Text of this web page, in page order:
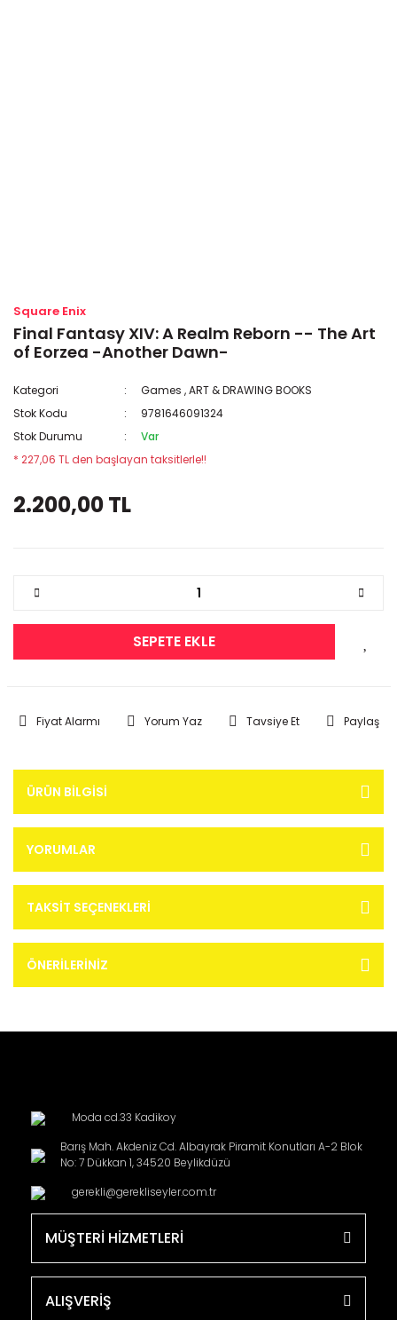
Square Enix
Final Fantasy XIV: A Realm Reborn -- The Art
of Eorzea -Another Dawn-
Kategori Games ,ART & DRAWING BOOKS
Stok Kodu
9781646091324
Stok Durumu
Var
* 227,06 TL den başlayan taksitlerle!!
2.200,00 TL
SEPETE EKLE
Fiyat Alarmı Yorum Yaz Tavsiye Et Paylaş
ÜRÜN BILGISI
YORUMLAR
TAKSIT SEÇENEKLERI
ÖNERILERINIZ
Moda cd.33 Kadikoy
Barış Mah. Akdeniz Cd. Albayrak Piramit Konutları A-2 Blok
No: 7 Dükkan 1, 34520 Beylikdüzü
gerekli@gerekliseyler.com.tr
MÜŞTERİ HİZMETLERİ
ALIŞVERİŞ